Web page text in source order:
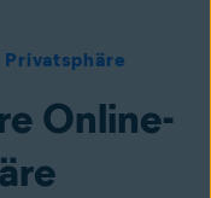
Online-